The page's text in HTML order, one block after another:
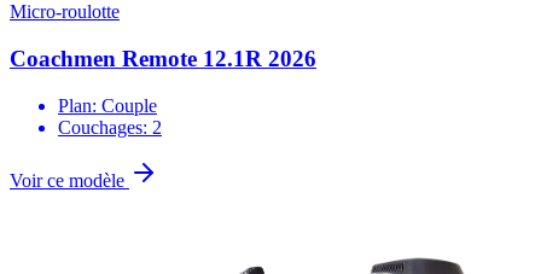
Micro-roulotte
Coachmen Remote 12.1R 2026
Plan: Couple
Couchages: 2
Voir ce modèle